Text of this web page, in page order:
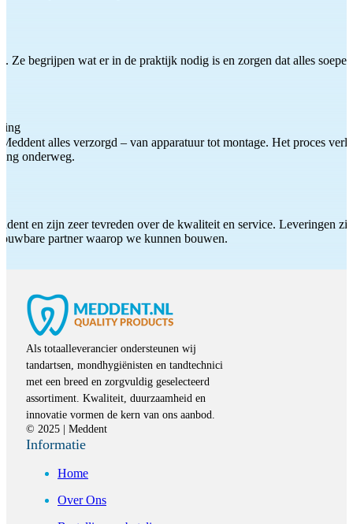
Ze begrijpen wat er in de praktijk nodig is en zorgen dat alles
alles verzorgd – van apparatuur tot montage. Het proces
onderweg.
en zijn zeer tevreden over de kwaliteit en service. Leveringen
partner waarop we kunnen bouwen.
Als totaalleverancier ondersteunen wij
tandartsen, mondhygiënisten en tandtechnici
met een breed en zorgvuldig geselecteerd
assortiment. Kwaliteit, duurzaamheid en
innovatie vormen de kern van ons aanbod.
© 2025 | Meddent
Informatie
Home
Over Ons